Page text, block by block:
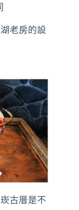
老房的設
古厝是不